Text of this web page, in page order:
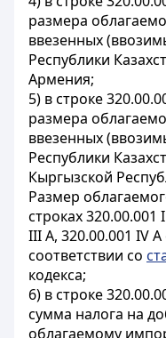
размера
ввезенных
Республики
Армения;
5) в строке
размера
ввезенных
Республики
Кыргызской
Размер
строках 320.00.001
III А, 320.00.001 IV
соответствии со
кодекса;
6) в строке
сумма налога на
облагаемому